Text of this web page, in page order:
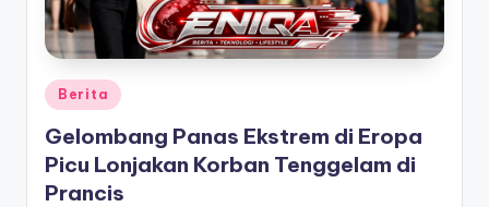
Posted
Berita
Gelombang Panas Ekstrem di Eropa
Picu Lonjakan Korban Tenggelam di
Prancis